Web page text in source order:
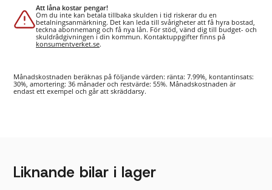
Att låna kostar pengar!
Om du inte kan betala tillbaka skulden i tid riskerar du en
betalningsanmärkning. Det kan leda till svårigheter att få hyra bostad,
teckna abonnemang och få nya lån. För stöd, vänd dig till budget- och
skuldrådgivningen i din kommun. Kontaktuppgifter finns på
konsumentverket.se.
Månadskostnaden beräknas på följande värden: ränta: 7.99%, kontantinsats:
30%, amortering: 36 månader och restvärde: 55%. Månadskostnaden är
endast ett exempel och går att skräddarsy.
Liknande bilar i lager